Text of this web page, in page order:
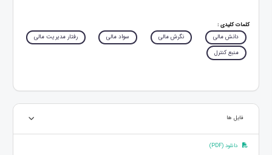
کلمات کلیدی :
دانش مالی نگرش مالی سواد مالی
رفتار مدیریت مالی
منبع کنترل
فایل ها
دانلود (PDF)